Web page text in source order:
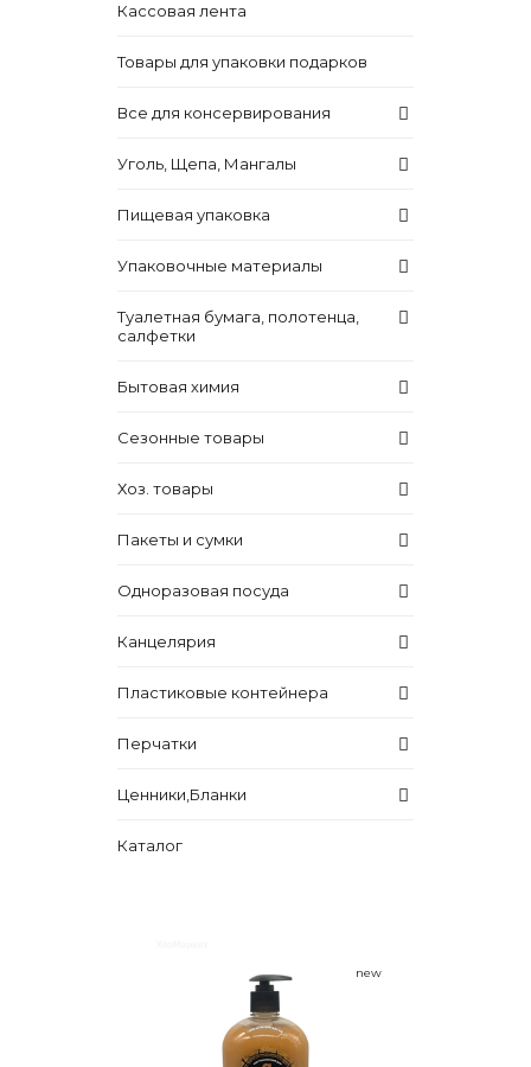
Кассовая лента
Товары для упаковки подарков
Все для консервирования
Уголь, Щепа, Мангалы
Пищевая упаковка
Упаковочные материалы
Туалетная бумага, полотенца,
салфетки
Бытовая химия
Сезонные товары
Хоз. товары
Пакеты и сумки
Одноразовая посуда
Канцелярия
Пластиковые контейнера
Перчатки
Ценники,Бланки
Каталог
new